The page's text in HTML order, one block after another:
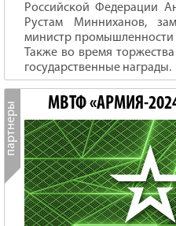
Российской Федерации
Рустам Минниханов,
министр промышленности
Также во время
государственные награды.
МВТФ «АРМИЯ-